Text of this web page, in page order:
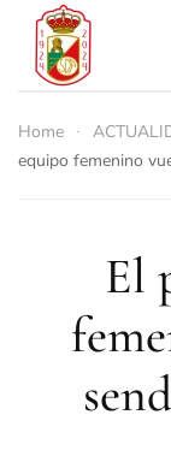
Skip to main
Home
equipo femenino
El